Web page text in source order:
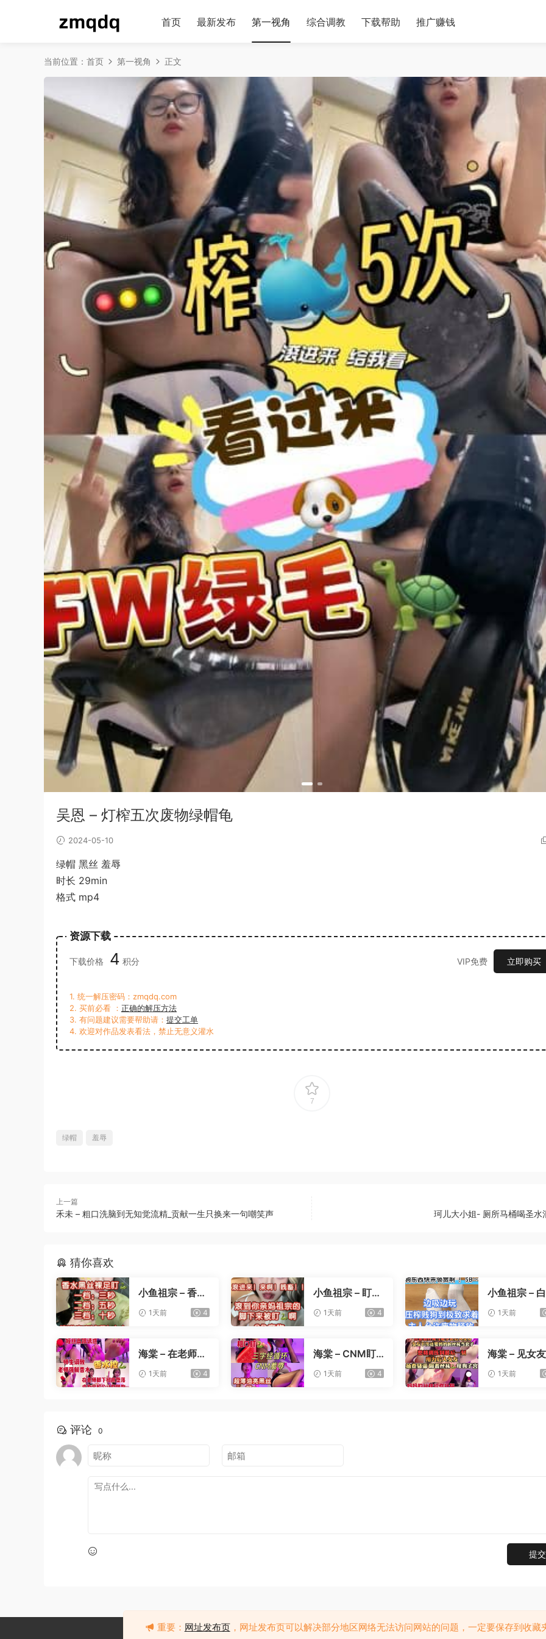
首页 最新发布 第一视角 综合调教 下载帮助 推广赚钱
当前位置： 首页 第一视角 正文
吴恩 – 灯榨五次废物绿帽龟
2024-05-10
绿帽 黑丝 羞辱
时长 29min
格式 mp4
资源下载
下载价格 4 积分 VIP免费 立即购买
1. 统一解压密码：zmqdq.com
2. 买前必看 ： 正确的解压方法
3. 有问题建议需要帮助请： 提交工单
4. 欢迎对作品发表看法，禁止无意义灌水
7
绿帽 羞辱
上一篇
禾未 – 粗口洗脑到无知觉流精_贡献一生只换来一句嘲笑声 珂儿大小姐- 厕所马桶喝圣水
猜你喜欢
小鱼祖宗 – 香水
黑丝裸足盯射
1天前 4
小鱼祖宗 – 盯射
1天前 4
小鱼祖宗 –
1天前
海棠 – 在老师办
1天前 4
海棠 – CNM盯
1天前 4
海棠 – 见女
1天前
评论 0
提交
重要： 网址发布页，网址发布页可以解决部分地区网络无法访问网站的问题，一定要保存到收藏